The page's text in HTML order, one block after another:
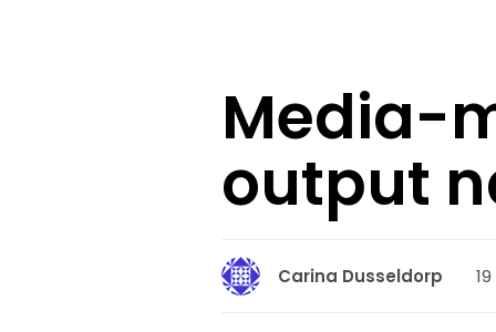
Media-
output
Carina Dusseldorp